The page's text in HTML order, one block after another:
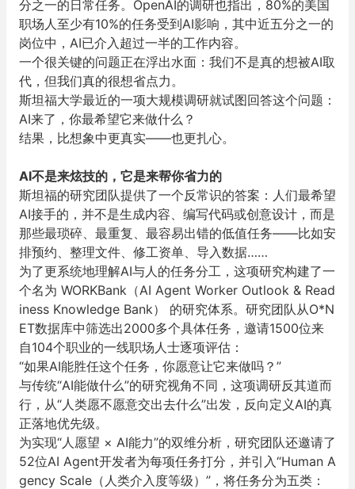
分之一的日常任务。OpenAI的调研也指出，80%的美国
职场人至少有10%的任务受到AI影响，其中近五分之一的
岗位中，AI已介入超过一半的工作内容。
一个很关键的问题正在浮出水面：我们不是真的想被AI取
代，但我们真的很想省点力。
斯坦福大学最近的一项大规模调研就试图回答这个问题：
AI来了，你最希望它来做什么？
结果，比想象中更真实——也更扎心。
AI不是来炫技的，它是来帮你省力的
斯坦福的研究团队提供了一个反常识的答案：人们最希望
AI接手的，并不是生成内容、编写代码或创意设计，而是
那些最琐碎、最重复、最容易出错的低值任务——比如安
排预约、整理文件、修工资单、导入数据……
为了更系统地理解AI与人的任务分工，这项研究构建了一
个名为 WORKBank（AI Agent Worker Outlook & Read
iness Knowledge Bank） 的研究体系。研究团队从O*N
ET数据库中筛选出2000多个具体任务，邀请1500位来
自104个职业的一线职场人士逐项评估：
“如果AI能胜任这个任务，你愿意让它来做吗？”
与传统“AI能做什么”的研究视角不同，这项调研反其道而
行，从“人类愿不愿意交出去什么”出发，反向定义AI的真
正落地优先级。
为实现“人愿望 × AI能力”的双维分析，研究团队还邀请了
52位AI Agent开发者为每项任务打分，并引入“Human A
gency Scale（人类介入度等级）”，将任务分为五类：